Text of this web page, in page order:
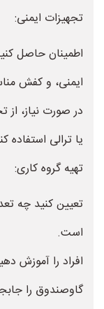
تجهیزات ایمنی:
اطمینان حاصل
ایمنی، و کفش
در صورت نیاز،
یا ترالی استفاده
تهیه گروه کاری:
تعیین کنید چه
است.
افراد را آموزش
گاوصندوق را